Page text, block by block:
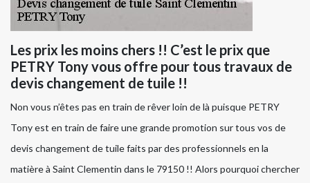
Les prix les moins chers !! C’est le prix que
PETRY Tony vous offre pour tous travaux de
devis changement de tuile !!
Non vous n’êtes pas en train de rêver loin de là puisque PETRY
Tony est en train de faire une grande promotion sur tous vos de
devis changement de tuile faits par des professionnels en la
matière à Saint Clementin dans le 79150 !! Alors pourquoi chercher